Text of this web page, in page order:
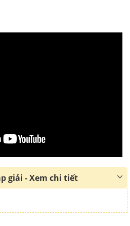
giải - Xem chi tiết